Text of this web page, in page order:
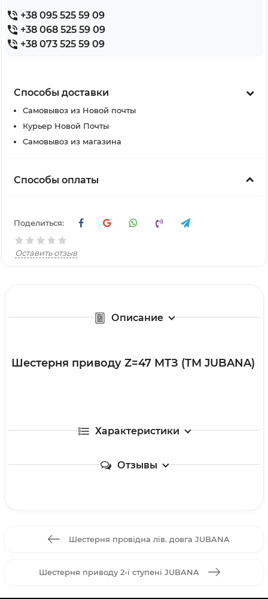
+38 095 525 59 09
+38 068 525 59 09
+38 073 525 59 09
Способы доставки
Самовывоз из Новой почты
Курьер Новой Почты
Самовывоз из магазина
Способы оплаты
Поделиться:
Оставить отзыв
Описание
Шестерня приводу Z=47 МТЗ (ТМ JUBANA)
Характеристики
Отзывы
Шестерня провідна лів. довга JUBANA
Шестерня приводу 2-ї ступені JUBANA